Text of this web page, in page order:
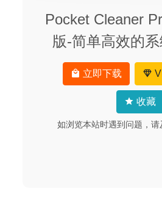
Pocket Cleaner
版-简单高效的
立即下载
收藏
如浏览本站时遇到问题，请
ImageRanger Pro Edition
2020-06-30
Adobe XD 31.2.12 中文版-优秀的
微信小助手 2.5.9 中文修复版-微
Apifox 1.0.12 – 比 Postman 更好